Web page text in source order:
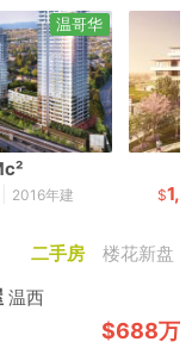
2016年建
温哥华
$
二手房 楼花新盘
温西
$688万